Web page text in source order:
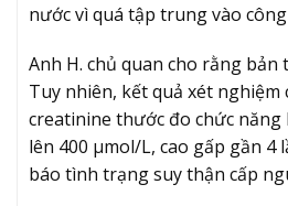
nước vì quá tập trung vào công
Anh H. chủ quan cho rằng bản
Tuy nhiên, kết quả xét nghiệm
creatinine thước đo chức
lên 400 µmol/L, cao gấp gần 4
báo tình trạng suy thận cấp